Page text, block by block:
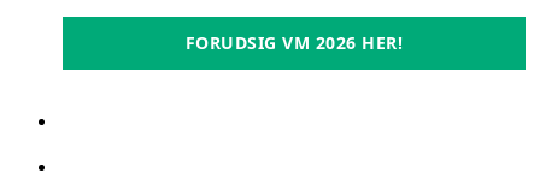
FORUDSIG VM 2026 HER!